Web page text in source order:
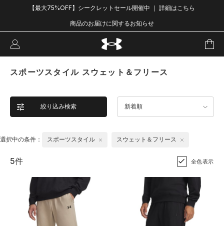
【最大75%OFF】シークレットセール開催中 ｜ 詳細はこちら
商品のお届けに関するお知らせ
スポーツスタイル スウェット＆フリース
絞り込み検索 新着順
選択中の条件： スポーツスタイル スウェット＆フリース
5件 全色表示